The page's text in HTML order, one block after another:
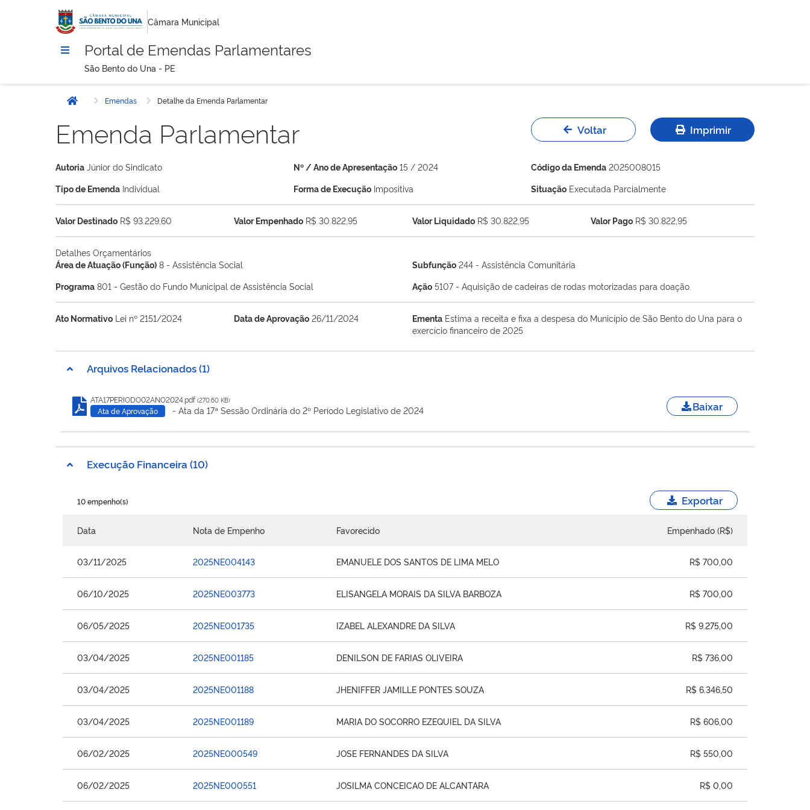
Câmara Municipal
Portal de Emendas Parlamentares
São Bento do Una - PE
Início Emendas Detalhe da Emenda Parlamentar
Emenda Parlamentar Voltar Imprimir
Autoria Júnior do Sindicato Nº / Ano de Apresentação 15 / 2024 Código da Emenda 2025008015
Tipo de Emenda Individual Forma de Execução Impositiva Situação Executada Parcialmente
Valor Destinado R$ 93.229,60 Valor Empenhado R$ 30.822,95 Valor Liquidado R$ 30.822,95 Valor Pago R$ 30.822,95
Detalhes Orçamentários
Área de Atuação (Função) 8 - Assistência Social Subfunção 244 - Assistência Comunitária
Programa 801 - Gestão do Fundo Municipal de Assistência Social Ação 5107 - Aquisição de cadeiras de rodas motorizadas para doação.
Ato Normativo Lei nº 2151/2024 Data de Aprovação 26/11/2024 Ementa Estima a receita e fixa a despesa do Município de São Bento do Una para o
exercício financeiro de 2025
Arquivos Relacionados (1)
ATA17PERIODO02ANO2024.pdf(270.60 KB)
Ata de Aprovação - Ata da 17ª Sessão Ordinária do 2º Período Legislativo de 2024 Baixar
Execução Financeira (10)
10 empenho(s) Exportar
Data Nota de Empenho Favorecido Empenhado (R$)
03/11/2025 2025NE004143 EMANUELE DOS SANTOS DE LIMA MELO R$ 700,00
06/10/2025 2025NE003773 ELISANGELA MORAIS DA SILVA BARBOZA R$ 700,00
06/05/2025 2025NE001735 IZABEL ALEXANDRE DA SILVA R$ 9.275,00
03/04/2025 2025NE001185 DENILSON DE FARIAS OLIVEIRA R$ 736,00
03/04/2025 2025NE001188 JHENIFFER JAMILLE PONTES SOUZA R$ 6.346,50
03/04/2025 2025NE001189 MARIA DO SOCORRO EZEQUIEL DA SILVA R$ 606,00
06/02/2025 2025NE000549 JOSE FERNANDES DA SILVA R$ 550,00
06/02/2025 2025NE000551 JOSILMA CONCEICAO DE ALCANTARA R$ 0,00